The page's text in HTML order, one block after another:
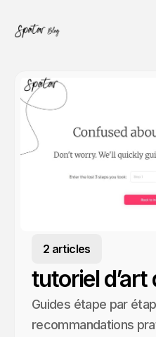
2 articles
tutoriel
Guides étape par
recommandations